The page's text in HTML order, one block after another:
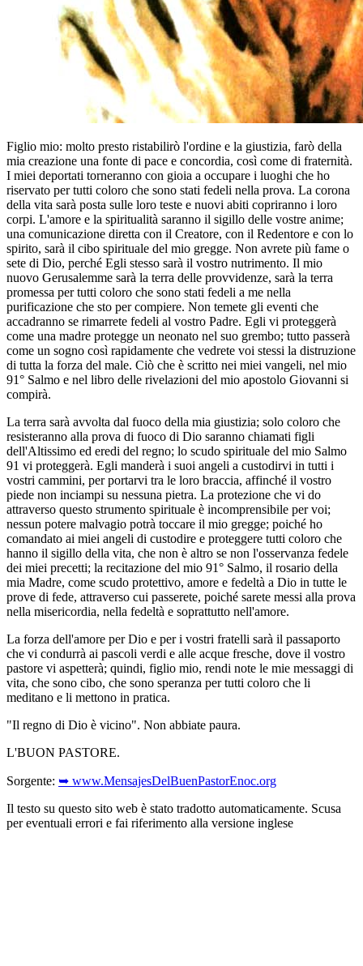
Figlio mio: molto presto ristabilirò l'ordine e la giustizia, farò della
mia creazione una fonte di pace e concordia, così come di fraternità.
I miei deportati torneranno con gioia a occupare i luoghi che ho
riservato per tutti coloro che sono stati fedeli nella prova. La corona
della vita sarà posta sulle loro teste e nuovi abiti copriranno i loro
corpi. L'amore e la spiritualità saranno il sigillo delle vostre anime;
una comunicazione diretta con il Creatore, con il Redentore e con lo
spirito, sarà il cibo spirituale del mio gregge. Non avrete più fame o
sete di Dio, perché Egli stesso sarà il vostro nutrimento. Il mio
nuovo Gerusalemme sarà la terra delle provvidenze, sarà la terra
promessa per tutti coloro che sono stati fedeli a me nella
purificazione che sto per compiere. Non temete gli eventi che
accadranno se rimarrete fedeli al vostro Padre. Egli vi proteggerà
come una madre protegge un neonato nel suo grembo; tutto passerà
come un sogno così rapidamente che vedrete voi stessi la distruzione
di tutta la forza del male. Ciò che è scritto nei miei vangeli, nel mio
91° Salmo e nel libro delle rivelazioni del mio apostolo Giovanni si
compirà.
La terra sarà avvolta dal fuoco della mia giustizia; solo coloro che
resisteranno alla prova di fuoco di Dio saranno chiamati figli
dell'Altissimo ed eredi del regno; lo scudo spirituale del mio Salmo
91 vi proteggerà. Egli manderà i suoi angeli a custodirvi in tutti i
vostri cammini, per portarvi tra le loro braccia, affinché il vostro
piede non inciampi su nessuna pietra. La protezione che vi do
attraverso questo strumento spirituale è incomprensibile per voi;
nessun potere malvagio potrà toccare il mio gregge; poiché ho
comandato ai miei angeli di custodire e proteggere tutti coloro che
hanno il sigillo della vita, che non è altro se non l'osservanza fedele
dei miei precetti; la recitazione del mio 91° Salmo, il rosario della
mia Madre, come scudo protettivo, amore e fedeltà a Dio in tutte le
prove di fede, attraverso cui passerete, poiché sarete messi alla prova
nella misericordia, nella fedeltà e soprattutto nell'amore.
La forza dell'amore per Dio e per i vostri fratelli sarà il passaporto
che vi condurrà ai pascoli verdi e alle acque fresche, dove il vostro
pastore vi aspetterà; quindi, figlio mio, rendi note le mie messaggi di
vita, che sono cibo, che sono speranza per tutti coloro che li
meditano e li mettono in pratica.
"Il regno di Dio è vicino". Non abbiate paura.
L'BUON PASTORE.
Sorgente: ➥ www.MensajesDelBuenPastorEnoc.org
Il testo su questo sito web è stato tradotto automaticamente. Scusa
per eventuali errori e fai riferimento alla versione inglese